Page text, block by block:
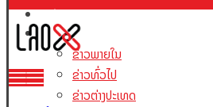
ເນື້ອຫາ
ຂ່າວພາຍໃນ
ຂ່າວທົ່ວໄປ
ຂ່າວຕ່າງປະເທດ